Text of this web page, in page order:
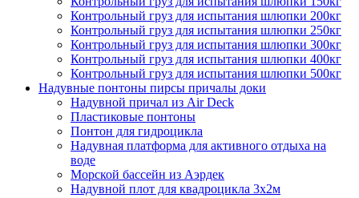
Контрольный груз для испытания шлюпки 200кг
Контрольный груз для испытания шлюпки 250кг
Контрольный груз для испытания шлюпки 300кг
Контрольный груз для испытания шлюпки 400кг
Контрольный груз для испытания шлюпки 500кг
Надувные понтоны пирсы причалы доки
Надувной причал из Air Deck
Пластиковые понтоны
Понтон для гидроцикла
Надувная платформа для активного отдыха на
воде
Морской бассейн из Аэрдек
Надувной плот для квадроцикла 3х2м